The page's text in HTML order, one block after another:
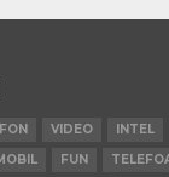
VIDEO INTEL
FUN